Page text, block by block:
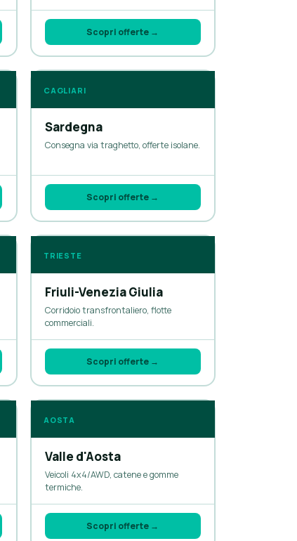
Scopri offerte →
CAGLIARI
Sardegna
Consegna via traghetto, offerte isolane.
Scopri offerte →
TRIESTE
Friuli-Venezia Giulia
Corridoio transfrontaliero, flotte
commerciali.
Scopri offerte →
AOSTA
Valle d'Aosta
Veicoli 4x4/AWD, catene e gomme
termiche.
Scopri offerte →